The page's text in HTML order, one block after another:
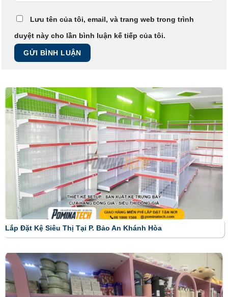
Lưu tên của tôi, email, và trang web trong trình
duyệt này cho lần bình luận kế tiếp của tôi.
Lắp Đặt Kệ Siêu Thị Tại P. Bảo An Khánh Hòa